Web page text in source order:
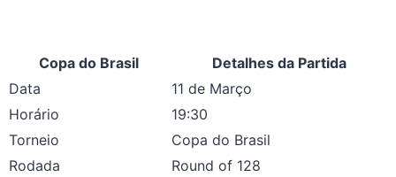
Copa do Brasil
Detalhes da Partida
Data
11 de Março
Horário
19:30
Torneio
Copa do Brasil
Rodada
Round of 128